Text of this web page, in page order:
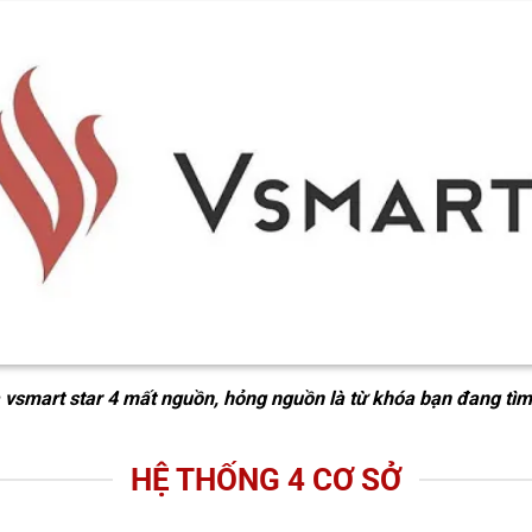
star 4 mất nguồn, hỏng nguồnlà từ khóa bạn đang tìm
HỆ THỐNG 4 CƠ SỞ